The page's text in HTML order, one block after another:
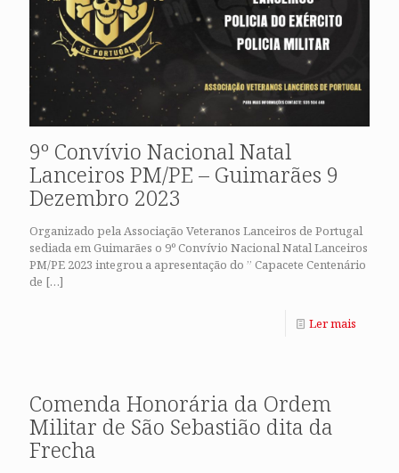
9º Convívio Nacional Natal
Lanceiros PM/PE – Guimarães 9
Dezembro 2023
Organizado pela Associação Veteranos Lanceiros de Portugal
sediada em Guimarães o 9º Convívio Nacional Natal Lanceiros
PM/PE 2023 integrou a apresentação do ” Capacete Centenário
de […]
Ler mais
Comenda Honorária da Ordem
Militar de São Sebastião dita da
Frecha